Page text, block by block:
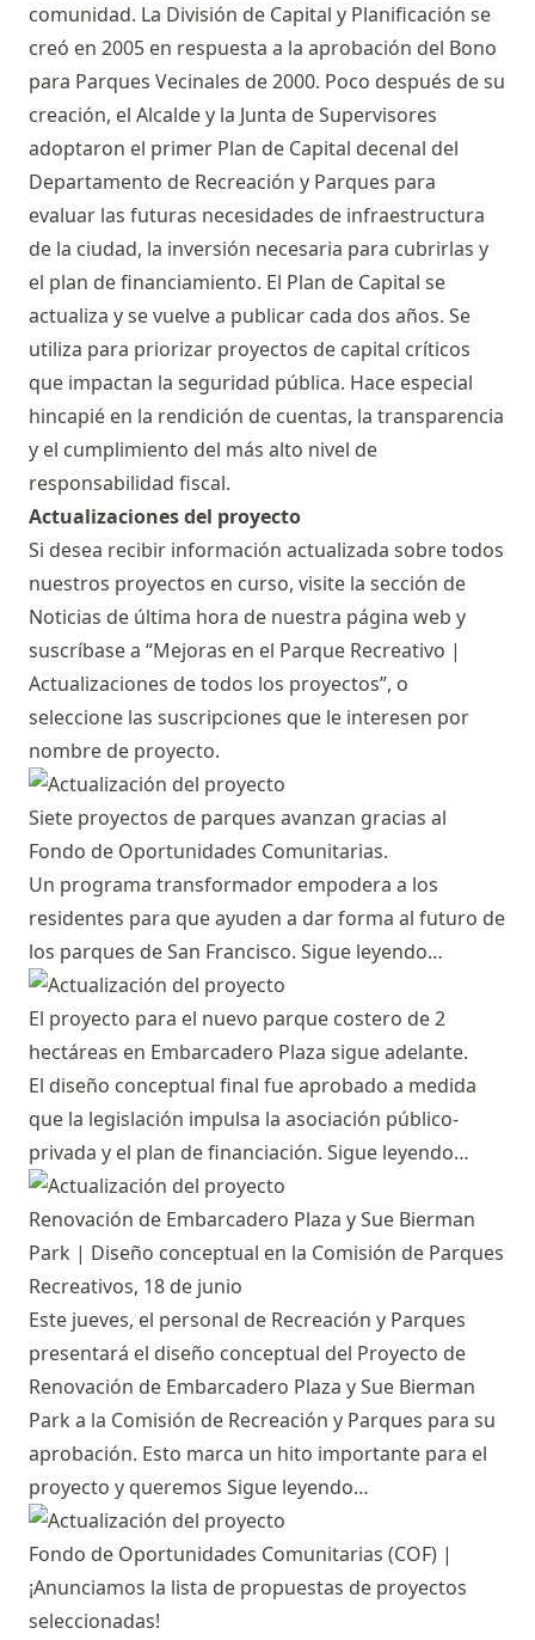
comunidad. La División de Capital y Planificación se
creó en 2005 en respuesta a la aprobación del Bono
para Parques Vecinales de 2000. Poco después de su
creación, el Alcalde y la Junta de Supervisores
adoptaron el primer Plan de Capital decenal del
Departamento de Recreación y Parques para
evaluar las futuras necesidades de infraestructura
de la ciudad, la inversión necesaria para cubrirlas y
el plan de financiamiento. El Plan de Capital se
actualiza y se vuelve a publicar cada dos años. Se
utiliza para priorizar proyectos de capital críticos
que impactan la seguridad pública. Hace especial
hincapié en la rendición de cuentas, la transparencia
y el cumplimiento del más alto nivel de
responsabilidad fiscal.
Actualizaciones del proyecto
Si desea recibir información actualizada sobre todos
nuestros proyectos en curso, visite la sección de
Noticias de última hora de nuestra página web y
suscríbase a “Mejoras en el Parque Recreativo |
Actualizaciones de todos los proyectos”, o
seleccione las suscripciones que le interesen por
nombre de proyecto.
Siete proyectos de parques avanzan gracias al
Fondo de Oportunidades Comunitarias.
Un programa transformador empodera a los
residentes para que ayuden a dar forma al futuro de
los parques de San Francisco. Sigue leyendo…
El proyecto para el nuevo parque costero de 2
hectáreas en Embarcadero Plaza sigue adelante.
El diseño conceptual final fue aprobado a medida
que la legislación impulsa la asociación público-
privada y el plan de financiación. Sigue leyendo…
Renovación de Embarcadero Plaza y Sue Bierman
Park | Diseño conceptual en la Comisión de Parques
Recreativos, 18 de junio
Este jueves, el personal de Recreación y Parques
presentará el diseño conceptual del Proyecto de
Renovación de Embarcadero Plaza y Sue Bierman
Park a la Comisión de Recreación y Parques para su
aprobación. Esto marca un hito importante para el
proyecto y queremos Sigue leyendo…
Fondo de Oportunidades Comunitarias (COF) |
¡Anunciamos la lista de propuestas de proyectos
seleccionadas!